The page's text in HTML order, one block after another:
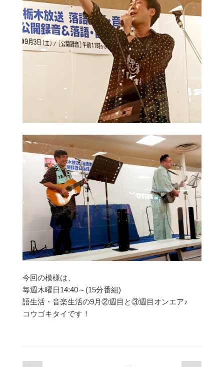
今回の模様は、
毎週木曜日14:40～(15分番組)
語生活・音楽生活の9月②週目と③週目オンエア♪
コウゴキタイです！